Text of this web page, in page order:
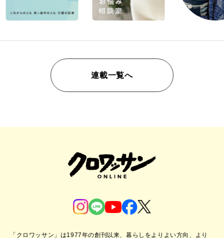
連載一覧へ
「クロワッサン」は1977年の創刊以来、暮らしをよりよい方向、より